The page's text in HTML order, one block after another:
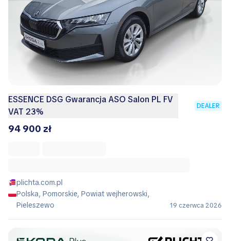
ESSENCE DSG Gwarancja ASO Salon PL FV
VAT 23%
DEALER
94 900 zł
plichta.com.pl
Polska, Pomorskie, Powiat wejherowski,
Pieleszewo
19 czerwca 2026